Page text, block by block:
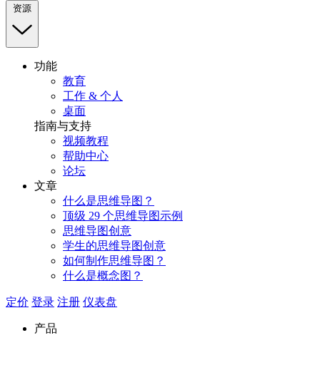
资源
功能
教育
工作 & 个人
桌面
指南与支持
视频教程
帮助中心
论坛
文章
什么是思维导图？
顶级 29 个思维导图示例
思维导图创意
学生的思维导图创意
如何制作思维导图？
什么是概念图？
定价 登录 注册 仪表盘
产品